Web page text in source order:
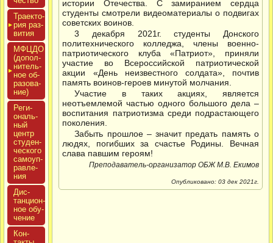
Тра­ек­то­
рия раз­
ви­тия
МФЦДО
(до­пол­
ни­тель­
ное об­
ра­зова­
ние)
Реги­
ональ­
ный
центр
сту­ден­
ческо­го
са­мо­уп­
равле­
ния
Дис­
танци­он­
ное обу­
чение
Кон­
истории Отечества. С замиранием сердца
студенты смотрели видеоматериалы о подвигах
советских воинов.
3 декабря 2021г. студенты Донского
политехнического колледжа, члены военно-
патриотического клуба «Патриот», приняли
участие во Всероссийской патриотической
акции «День неизвестного солдата», почтив
память воинов-героев минутой молчания.
Участие в таких акциях, является
неотъемлемой частью одного большого дела –
воспитания патриотизма среди подрастающего
поколения.
Забыть прошлое – значит предать память о
людях, погибших за счастье Родины. Вечная
слава павшим героям!
Преподаватель-организатор ОБЖ М.В. Екимов
Опубликовано: 03 дек 2021г.